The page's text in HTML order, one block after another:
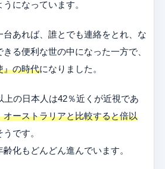
になっています。
台あれば、誰とでも連絡をとれ、な
る便利な世の中になった一方で、
』の時代になりました。
上の日本人は42％近くが近視であ
オーストラリアと比較すると倍以
うです。
化もどんどん進んでいます。